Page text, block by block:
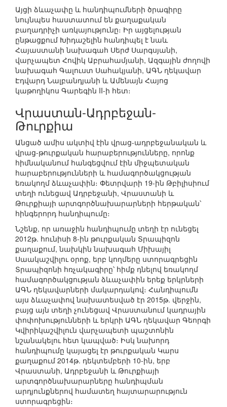
Այցի ձևաչափը և հանդիպումների ծրագիրը
նույնպես հաստատում են քաղաքական
բաղադրիչի առկայությունը։ Իր այցելության
ընթացքում Խիդաշելին հանդիպել է նաև
Հայաստանի նախագահ Սերժ Սարգսյանի,
վարչապետ Հովիկ Աբրահամյանի, Ազգային ժողովի
նախագահ Գալուստ Սահակյանի, ԱԳՆ ղեկավար
Էդվարդ Նալբանդյանի և Ամենայն Հայոց
կաթողիկոս Գարեգին II-ի հետ։
Վրաստան-Ադրբեջան-
Թուրքիա
Անցած ամիս ակտիվ էին վրաց-ադրբեջանական և
վրաց-թուրքական հարաբերությունները, որոնք
հիմնականում հանգեցվում էին միջպետական
հարաբերությունների և համագործակցության
եռակողմ ձևաչափին։ Փետրվարի 19-ին Թբիլիսիում
տեղի ունեցավ Ադրբեջանի, Վրաստանի և
Թուրքիայի արտգործնախարարների հերթական՝
հինգերորդ հանդիպումը։
Նշենք, որ առաջին հանդիպումը տեղի էր ունեցել
2012թ. հունիսի 8-ին թուրքական Տրապիզոն
քաղաքում, նախկին նախագահ Միխայիլ
Սաակաշվիլու օրոք, երբ կողմերը ստորագրեցին
Տրապիզոնի հռչակագիրը՝ հիմք դնելով եռակողմ
համագործակցության ձևաչափին երեք երկրների
ԱԳՆ ղեկավարների մակարդակով։ Հանդիպումն
այս ձևաչափով նախատեսված էր 2015թ. վերջին,
բայց այն տեղի չունեցավ Վրաստանում կադրային
փոփոխությունների և երկրի ԱԳՆ ղեկավար Գեորգի
Կվիրիկաշվիլուն վարչապետի պաշտոնին
նշանակելու հետ կապված։ Իսկ նախորդ
հանդիպումը կայացել էր թուրքական Կարս
քաղաքում 2014թ. դեկտեմբերի 10-ին, երբ
Վրաստանի, Ադրբեջանի և Թուրքիայի
արտգործնախարարները հանդիպման
արդյունքներով համատեղ հայտարարություն
ստորագրեցին։